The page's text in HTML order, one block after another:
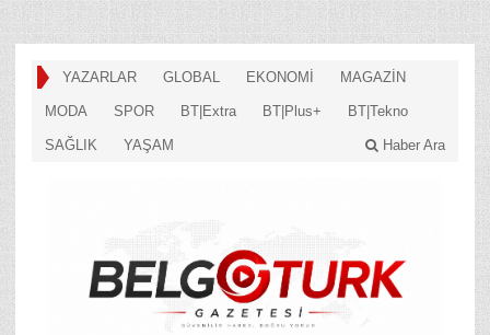
YAZARLAR GLOBAL EKONOMİ MAGAZİN
MODA SPOR BT|Extra BT|Plus+ BT|Tekno
SAĞLIK YAŞAM Haber Ara